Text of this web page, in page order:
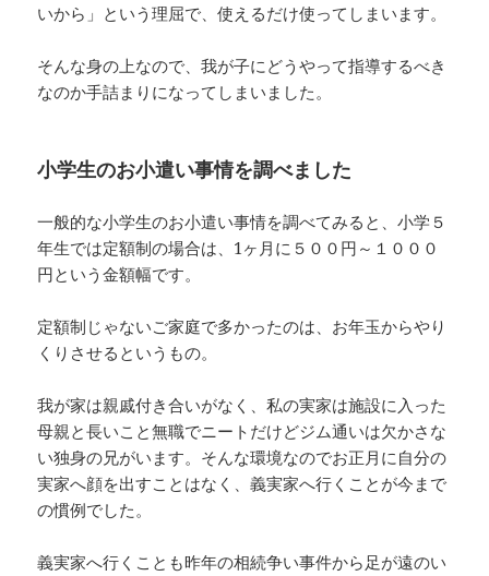
いから」という理屈で、使えるだけ使ってしまいます。
そんな身の上なので、我が子にどうやって指導するべき
なのか手詰まりになってしまいました。
小学生のお小遣い事情を調べました
一般的な小学生のお小遣い事情を調べてみると、小学５
年生では定額制の場合は、1ヶ月に５００円～１０００
円という金額幅です。
定額制じゃないご家庭で多かったのは、お年玉からやり
くりさせるというもの。
我が家は親戚付き合いがなく、私の実家は施設に入った
母親と長いこと無職でニートだけどジム通いは欠かさな
い独身の兄がいます。そんな環境なのでお正月に自分の
実家へ顔を出すことはなく、義実家へ行くことが今まで
の慣例でした。
義実家へ行くことも昨年の相続争い事件から足が遠のい